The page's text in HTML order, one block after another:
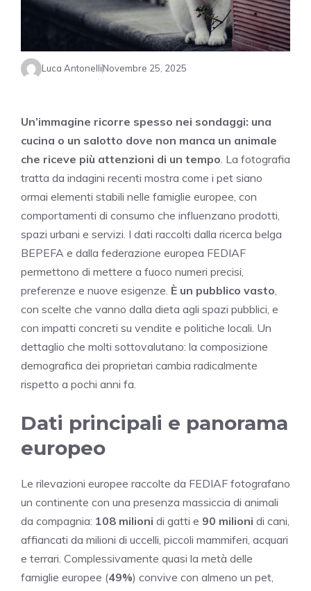
Luca AntonelliNovembre 25, 2025
Un’immagine ricorre spesso nei sondaggi: una
cucina o un salotto dove non manca un animale
che riceve più attenzioni di un tempo . La fotografia
tratta da indagini recenti mostra come i pet siano
ormai elementi stabili nelle famiglie europee, con
comportamenti di consumo che influenzano prodotti,
spazi urbani e servizi. I dati raccolti dalla ricerca belga
BEPEFA e dalla federazione europea FEDIAF
permettono di mettere a fuoco numeri precisi,
preferenze e nuove esigenze. È un pubblico vasto
con scelte che vanno dalla dieta agli spazi pubblici, e
con impatti concreti su vendite e politiche locali. Un
dettaglio che molti sottovalutano: la composizione
demografica dei proprietari cambia radicalmente
rispetto a pochi anni fa.
Dati principali e panorama
europeo
Le rilevazioni europee raccolte da FEDIAF fotografano
un continente con una presenza massiccia di animali
da compagnia: 108 milioni di gatti e 90 milioni di cani,
affiancati da milioni di uccelli, piccoli mammiferi, acquari
e terrari. Complessivamente quasi la metà delle
famiglie europee (49%) convive con almeno un pet,